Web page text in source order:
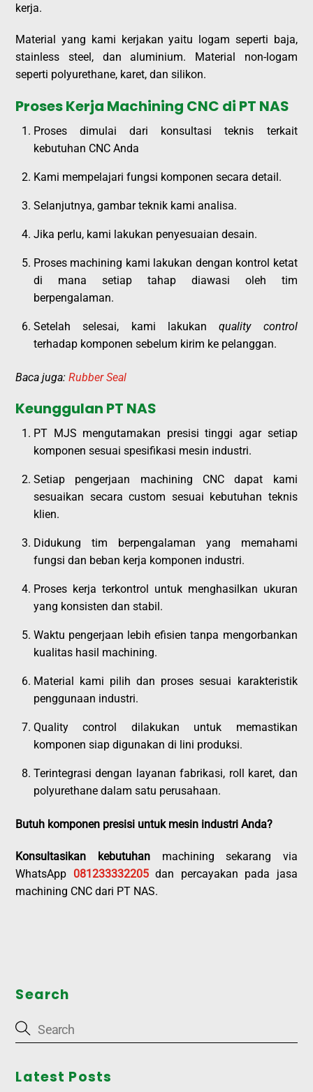
kerja.
Material yang kami kerjakan yaitu logam seperti baja,
stainless steel, dan aluminium. Material non-logam
seperti polyurethane, karet, dan silikon.
Proses Kerja Machining CNC di PT NAS
Proses dimulai dari konsultasi teknis terkait
kebutuhan CNC Anda
Kami mempelajari fungsi komponen secara detail.
Selanjutnya, gambar teknik kami analisa.
Jika perlu, kami lakukan penyesuaian desain.
Proses machining kami lakukan dengan kontrol ketat
di mana setiap tahap diawasi oleh tim
berpengalaman.
Setelah selesai, kami lakukanquality control
terhadap komponen sebelum kirim ke pelanggan.
Baca juga:Rubber Seal
Keunggulan PT NAS
PT MJS mengutamakan presisi tinggi agar setiap
komponen sesuai spesifikasi mesin industri.
Setiap pengerjaan machining CNC dapat kami
sesuaikan secara custom sesuai kebutuhan teknis
klien.
Didukung tim berpengalaman yang memahami
fungsi dan beban kerja komponen industri.
Proses kerja terkontrol untuk menghasilkan ukuran
yang konsisten dan stabil.
Waktu pengerjaan lebih efisien tanpa mengorbankan
kualitas hasil machining.
Material kami pilih dan proses sesuai karakteristik
penggunaan industri.
Quality control dilakukan untuk memastikan
komponen siap digunakan di lini produksi.
Terintegrasi dengan layanan fabrikasi, roll karet, dan
polyurethane dalam satu perusahaan.
Butuh komponen presisi untuk mesin industri Anda?
Konsultasikan kebutuhanmachining sekarang via
WhatsApp 081233332205 dan percayakan pada jasa
machining CNC dari PT NAS.
Search
Latest Posts